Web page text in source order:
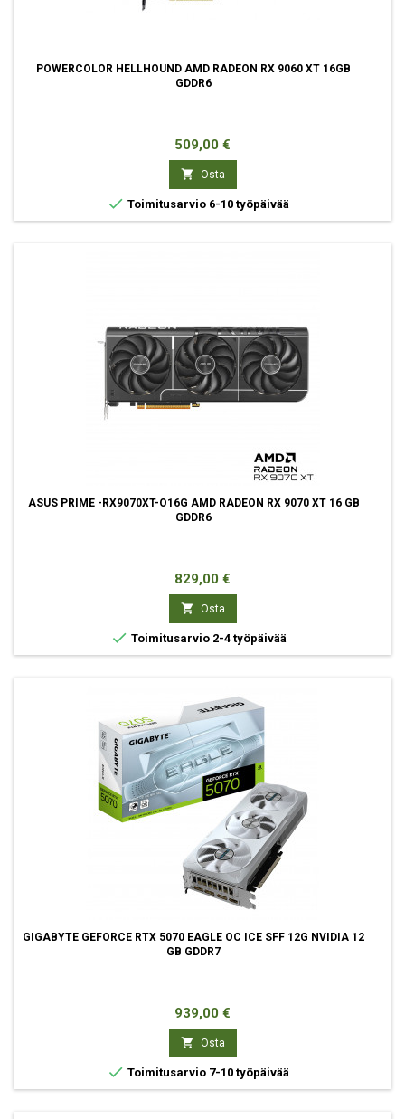
POWERCOLOR HELLHOUND AMD RADEON RX 9060 XT 16GB
GDDR6
Hinta
509,00 €
 Osta
 Toimitusarvio 6-10 työpäivää
ASUS PRIME -RX9070XT-O16G AMD RADEON RX 9070 XT 16 GB
GDDR6
Hinta
829,00 €
 Osta
 Toimitusarvio 2-4 työpäivää
GIGABYTE GEFORCE RTX 5070 EAGLE OC ICE SFF 12G NVIDIA 12
GB GDDR7
Hinta
939,00 €
 Osta
 Toimitusarvio 7-10 työpäivää